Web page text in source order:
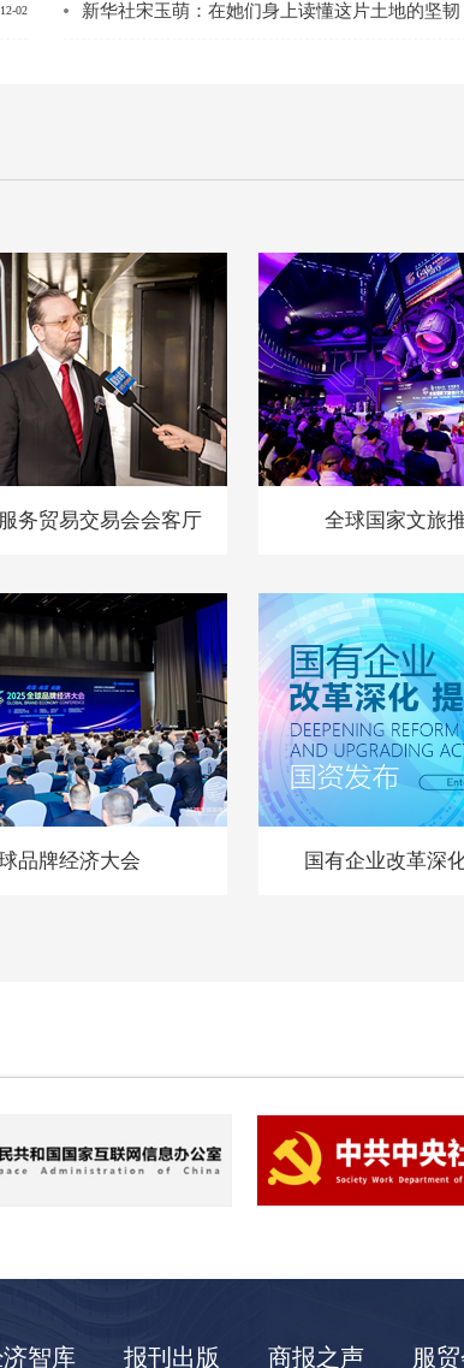
02 新华社宋玉萌：在她们身上读懂这片土地的坚韧
务贸易交易会会客厅 全球国家文旅
品牌经济大会 国有企业改革深
智库 报刊出版 商报之声 服